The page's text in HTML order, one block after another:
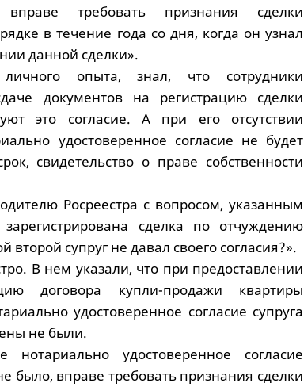
требовать признания сделки
в течение года со дня, когда он узнал
данной сделки».
опыта, знал, что сотрудники
документов на регистрацию сделки
это согласие. А при его отсутствии
удостоверенное согласие не будет
свидетельство о праве собственности
Росреестра с вопросом, указанным
сделка по отчуждению
супруг не давал своего согласия?».
В нем указали, что при предоставлении
договора купли-продажи квартиры
удостоверенное согласие супруга
не были.
удостоверенное согласие
было, вправе требовать признания сделки